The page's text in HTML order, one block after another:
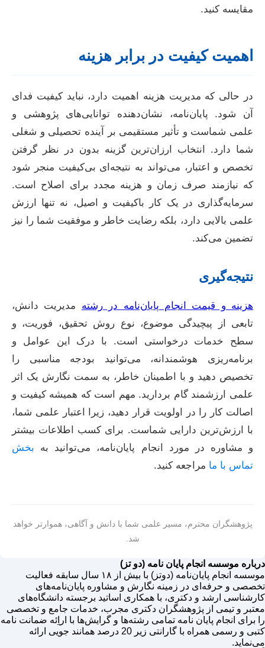
مقایسه کنید.
اهمیت کیفیت در برابر هزینه
در حالی که مدیریت هزینه اهمیت دارد، نباید کیفیت فدای
آن شود. پایان‌نامه، نشان‌دهنده توانایی‌های پژوهشی و
علمی شماست و تأثیر مستقیمی بر آینده تحصیلی و شغلی
شما دارد. انتخاب ارزان‌ترین گزینه بدون در نظر گرفتن
تخصص و اعتبار، می‌تواند به نتیجه‌ای بی‌کیفیت منجر شود
که نیازمند صرف زمان و هزینه مجدد برای اصلاح است.
سرمایه‌گذاری در یک کار باکیفیت و اصیل، نه تنها ارزش
علمی بالایی دارد، بلکه رضایت خاطر و موفقیت شما را نیز
تضمین می‌کند.
نتیجه‌گیری
هزینه و قیمت انجام پایان‌نامه در رشته مدیریت دانش،
تابعی از پیچیدگی موضوع، نوع روش تحقیق، فوریت، و
سطح خدمات درخواستی است. با درک این عوامل و
برنامه‌ریزی هوشمندانه، می‌توانید بودجه مناسبی را
تخصیص دهید و با اطمینان خاطر، به سمت نگارش یک اثر
علمی ارزشمند گام بردارید. مهم است که همیشه کیفیت و
اصالت کار را در اولویت قرار دهید، زیرا اعتبار علمی شما،
با ارزش‌ترین دارایی شماست. برای کسب اطلاعات بیشتر
و مشاوره در مورد انجام پایان‌نامه، می‌توانید به بخش
تماس با ما مراجعه کنید.
پژوهشگران محترم، مسیر علمی شما با دانش و آگاهی، هموارتر خواهد
شد.
درباره موسسه انجام پایان نامه (دو تز)
موسسه انجام پایان‌نامه (دوتز) با بیش از ۱۸ سال سابقه فعالیت
تخصصی و حرفه‌ای در زمینه نگارش و مشاوره پایان‌نامه‌های
کارشناسی ارشد و دکتری، با همکاری اساتید برجسته دانشگاه‌های
معتبر و تیمی از پژوهشگران دکتری مجرب، خدمات جامع و تخصصی
را برای انجام پایان نامه تمامی رشته‌ها و گرایش‌ها با اراِئه ضمانت نامه
کتبی و رسمی همراه با گارانتی زیر 20 درصد همانند جویی ارائه
می‌نماید.